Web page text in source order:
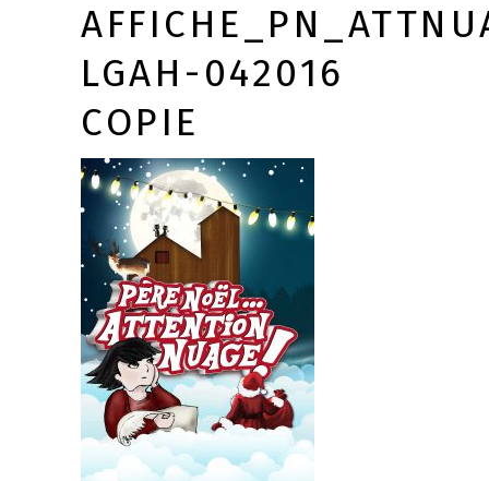
LGAH-042016
COPIE